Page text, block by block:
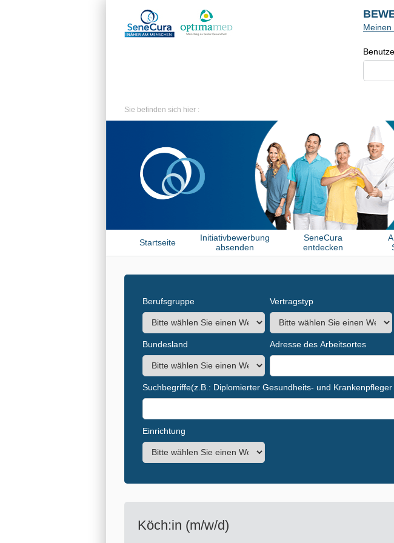
Meinen
Sie befinden sich hier :
Startseite
Initiativbewerbung
absenden
SeneCura
entdecken
Berufsgruppe Vertragstyp
Bundesland Adresse des Arbeitsortes
Suchbegriffe(z.B.: Diplomierter Gesundheits- und
Einrichtung
Köch:in (m/w/d)